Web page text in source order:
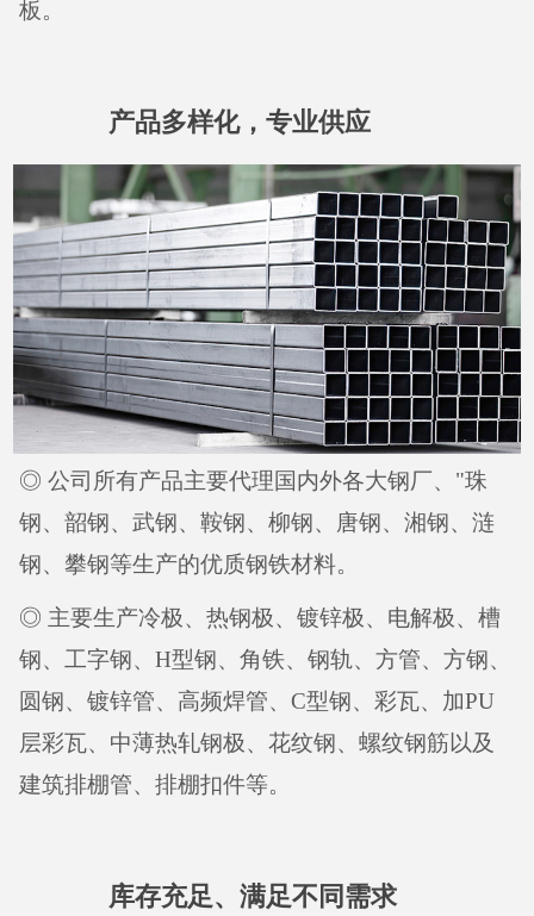
板。
产品多样化，专业供应
◎ 公司所有产品主要代理国内外各大钢厂、"珠
钢、韶钢、武钢、鞍钢、柳钢、唐钢、湘钢、涟
钢、攀钢等生产的优质钢铁材料。
◎ 主要生产冷极、热钢极、镀锌极、电解极、槽
钢、工字钢、H型钢、角铁、钢轨、方管、方钢、
圆钢、镀锌管、高频焊管、C型钢、彩瓦、加PU
层彩瓦、中薄热轧钢极、花纹钢、螺纹钢筋以及
建筑排棚管、排棚扣件等。
库存充足、满足不同需求